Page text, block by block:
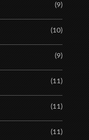
(9)
(10)
(9)
(11)
(11)
(11)